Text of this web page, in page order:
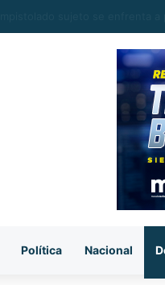
Política Nacional